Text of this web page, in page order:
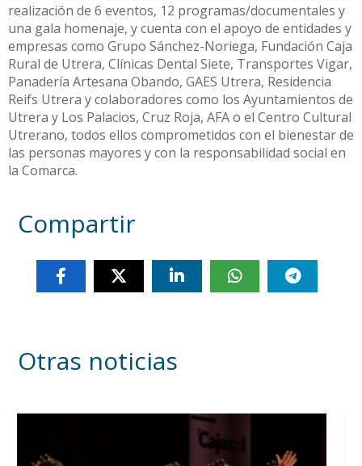
realización de 6 eventos, 12 programas/documentales y
una gala homenaje, y cuenta con el apoyo de entidades y
empresas como Grupo Sánchez-Noriega, Fundación Caja
Rural de Utrera, Clínicas Dental Siete, Transportes Vigar,
Panadería Artesana Obando, GAES Utrera, Residencia
Reifs Utrera y colaboradores como los Ayuntamientos de
Utrera y Los Palacios, Cruz Roja, AFA o el Centro Cultural
Utrerano, todos ellos comprometidos con el bienestar de
las personas mayores y con la responsabilidad social en
la Comarca.
Compartir
Otras noticias